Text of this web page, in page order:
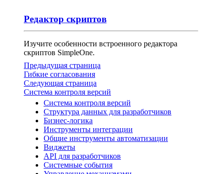
Редактор скриптов
Изучите особенности встроенного редактора
скриптов SimpleOne.
Предыдущая страница
Гибкие согласования
Следующая страница
Система контроля версий
Система контроля версий
Структура данных для разработчиков
Бизнес-логика
Инструменты интеграции
Общие инструменты автоматизации
Виджеты
API для разработчиков
Системные события